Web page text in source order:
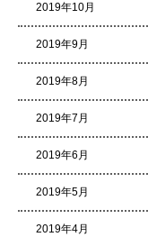
2019年10月
2019年9月
2019年8月
2019年7月
2019年6月
2019年5月
2019年4月